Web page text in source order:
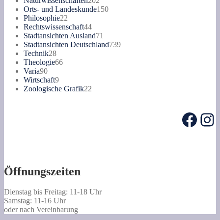
Produkte
Orts- und Landeskunde150150
Philosophie22
Produkte
Rechtswissenschaft4444
Produkte
Stadtansichten Ausland71
Produkte
Stadtansichten Deutschland739739
Technik2828
Produkte
Theologie6666
Varia9090
Produkte
Wirtschaft99
Produkte
Zoologische Grafik22
Öffnungszeiten
Dienstag bis Freitag: 11-18 Uhr
Samstag: 11-16 Uhr
oder nach Vereinbarung